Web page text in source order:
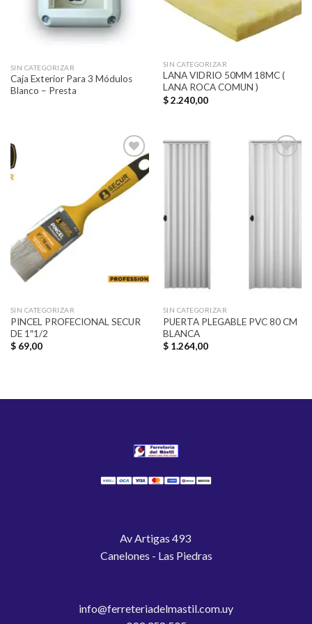
SIN CATEGORIZAR
Caja Exterior Para 3 Módulos
Blanco – Presta
SIN CATEGORIZAR
LANA VIDRIO 50MM 18MC (
LANA ROCA COMUN )
$2.240,00
Añadir
SIN CATEGORIZAR
PINCEL PROFECIONAL SECUR
DE 1″1/2
$69,00
SIN CATEGORIZAR
PUERTA PLEGABLE PVC 80 CM
BLANCA
$1.264,00
Av Artigas 493
Canelones - Las Piedras
info@ferreteriadelmastil.com.uy